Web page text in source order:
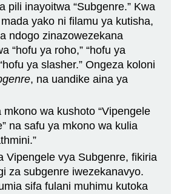
pili inayoitwa “Subgenre.” Kwa
yako ni filamu ya kutisha,
ndogo zinazowezekana
“hofu ya roho,” “hofu ya
ya slasher.” Ongeza koloni
, na uandike aina ya
wa kushoto “Vipengele
na safu ya mkono wa kulia
Vipengele vya Subgenre, fikiria
za subgenre iwezekanavyo.
sifa fulani muhimu kutoka